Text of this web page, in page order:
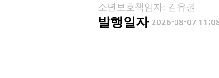
소년보호책임자: 김유권
발행일자